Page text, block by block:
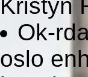
Kristyn
Ok-
oslo